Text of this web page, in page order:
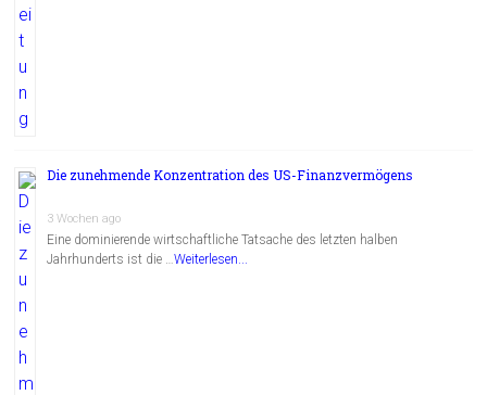
Die zunehmende Konzentration des US-Finanzvermögens
3 Wochen ago
Eine dominierende wirtschaftliche Tatsache des letzten halben
Jahrhunderts ist die …Weiterlesen...